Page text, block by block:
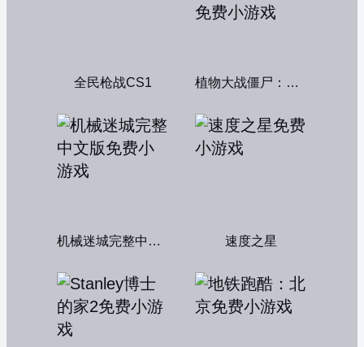
全民枪战CS1 植物大战僵尸：融合变种
机械迷城完整中文版 速度之星